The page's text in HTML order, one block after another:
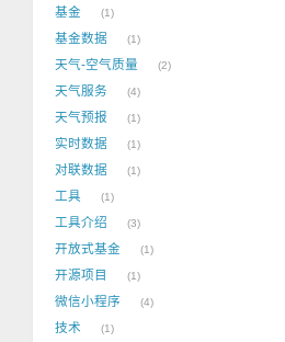
基金 1
基金数据 1
天气-空气质量 2
天气服务 4
天气预报 1
实时数据 1
对联数据 1
工具 1
工具介绍 3
开放式基金 1
开源项目 1
微信小程序 4
技术 1